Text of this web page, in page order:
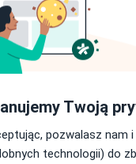
o obecność na
społecznościowym w
prowadzić
placówki? Co
się kierować?
Twoją
pozwalasz nam
technologii) do